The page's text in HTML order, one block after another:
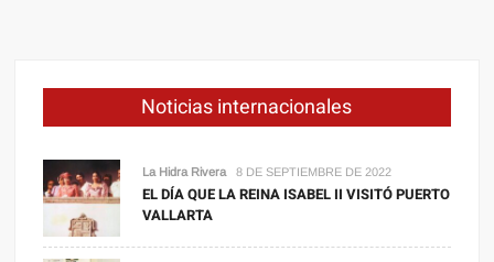
Noticias internacionales
La Hidra Rivera 8 DE SEPTIEMBRE DE 2022
EL DÍA QUE LA REINA ISABEL II VISITÓ PUERTO
VALLARTA